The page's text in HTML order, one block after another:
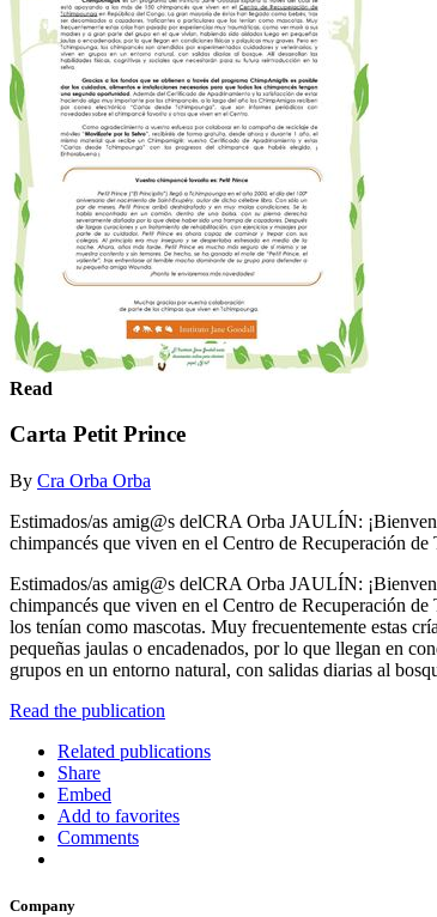
Read
Carta Petit Prince
By Cra Orba Orba
Estimados/as amig@s delCRA Orba JAULÍN:
chimpancés que viven en el Centro de Recuperación de
Estimados/as amig@s delCRA Orba JAULÍN:
chimpancés que viven en el Centro de Recuperación
los tenían como mascotas. Muy frecuentemente estas
pequeñas jaulas o encadenados, por lo que llegan en
grupos en un entorno natural, con salidas diarias al
Read the publication
Related publications
Share
Embed
Add to favorites
Comments
Company